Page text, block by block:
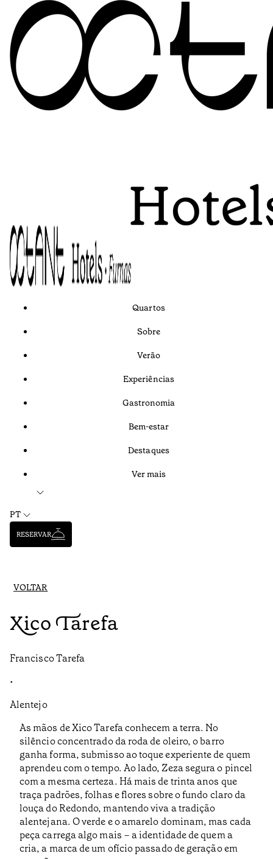
Quartos
Sobre
Verão
Experiências
Gastronomia
Bem-estar
Destaques
Ver mais
PT
RESERVAR
VOLTAR
Xico Tarefa
Francisco Tarefa
•
Alentejo
As mãos de Xico Tarefa conhecem a terra. No
silêncio concentrado da roda de oleiro, o barro
ganha forma, submisso ao toque experiente de quem
aprendeu com o tempo. Ao lado, Zeza segura o pincel
com a mesma certeza. Há mais de trinta anos que
traça padrões, folhas e flores sobre o fundo claro da
louça do Redondo, mantendo viva a tradição
alentejana. O verde e o amarelo dominam, mas cada
peça carrega algo mais – a identidade de quem a
cria, a marca de um ofício passado de geração em